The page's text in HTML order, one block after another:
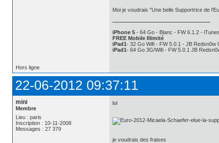
Moi je voudrais "Une belle Supportrice de
iPhone 5- 64 Go - Blanc - FW 6.1.2 -
FREE Mobile Illimité
iPad1- 32 Go Wifi - FW 5.0.1 - JB Redsn0w
iPad1- 64 Go 3G/Wifi - FW 5.0.1 JB
Hors ligne
22-06-2012 09:37:11
mini
Membre
Lieu : paris
Inscription : 10-11-2008
Messages : 27 379
lol
je voudrais des fraises